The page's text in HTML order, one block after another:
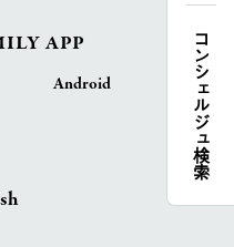
コンシェルジュ検索
APP
Android